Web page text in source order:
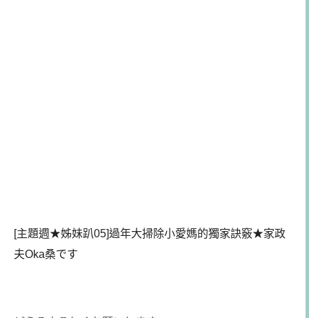
[主題週★姊妹趴05]過年大掃除小愛媽的獨家訣竅★家政
夫Oka桑です